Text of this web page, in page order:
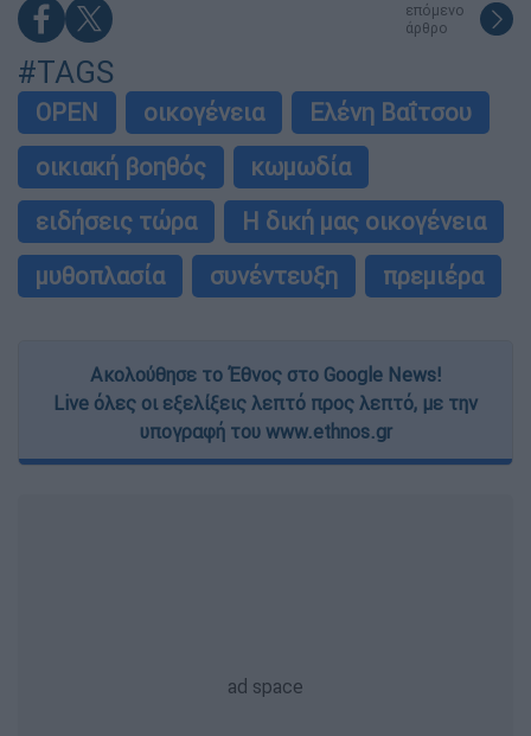
επόμενο
άρθρο
#TAGS
OPEN οικογένεια
Ελένη Βαΐτσου
οικιακή βοηθός
κωμωδία
ειδήσεις τώρα
Η δική μας οικογένεια
μυθοπλασία
συνέντευξη πρεμιέρα
Ακολούθησε το Έθνος στο Google News!
Live όλες οι εξελίξεις λεπτό προς λεπτό, με την
υπογραφή του www.ethnos.gr